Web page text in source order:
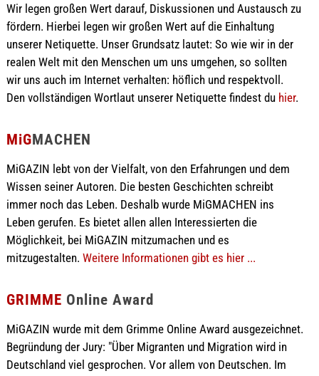
Wir legen großen Wert darauf, Diskussionen und Austausch zu
fördern. Hierbei legen wir großen Wert auf die Einhaltung
unserer Netiquette. Unser Grundsatz lautet: So wie wir in der
realen Welt mit den Menschen um uns umgehen, so sollten
wir uns auch im Internet verhalten: höflich und respektvoll.
Den vollständigen Wortlaut unserer Netiquette findest du hier.
MiGMACHEN
MiGAZIN lebt von der Vielfalt, von den Erfahrungen und dem
Wissen seiner Autoren. Die besten Geschichten schreibt
immer noch das Leben. Deshalb wurde MiGMACHEN ins
Leben gerufen. Es bietet allen allen Interessierten die
Möglichkeit, bei MiGAZIN mitzumachen und es
mitzugestalten. Weitere Informationen gibt es hier ...
GRIMME Online Award
MiGAZIN wurde mit dem Grimme Online Award ausgezeichnet.
Begründung der Jury: "Über Migranten und Migration wird in
Deutschland viel gesprochen. Vor allem von Deutschen. Im